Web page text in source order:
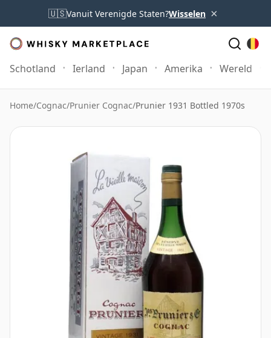
🇺🇸Vanuit Verenigde Staten?Wisselen ×
Schotland Ierland Japan Amerika Wereld
Home/Cognac/Prunier Cognac/Prunier 1931 Bottled 1970s